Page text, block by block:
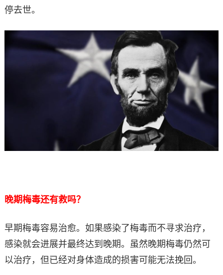
停去世。
晚期梅毒还有救吗？
早期梅毒容易治愈。如果感染了梅毒而不寻求治疗，
感染就会进展并最终达到晚期。虽然晚期梅毒仍然可
以治疗，但已经对身体造成的损害可能无法挽回。